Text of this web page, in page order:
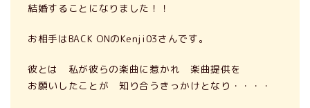
結婚することになりました！！
お相手はBACK ONのKenji03さんです。
彼とは 私が彼らの楽曲に惹かれ 楽曲提供を
お願いしたことが 知り合うきっかけとなり・・・・